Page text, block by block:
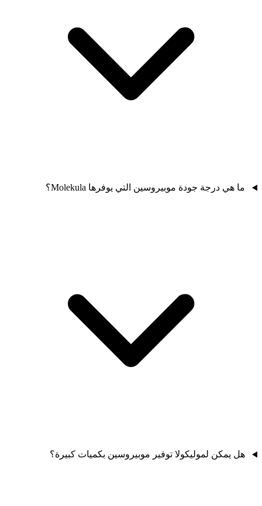
ما هي درجة جودة موبيروسين التي يوفرها Molekula؟
هل يمكن لموليكولا توفير موبيروسين بكميات كبيرة؟